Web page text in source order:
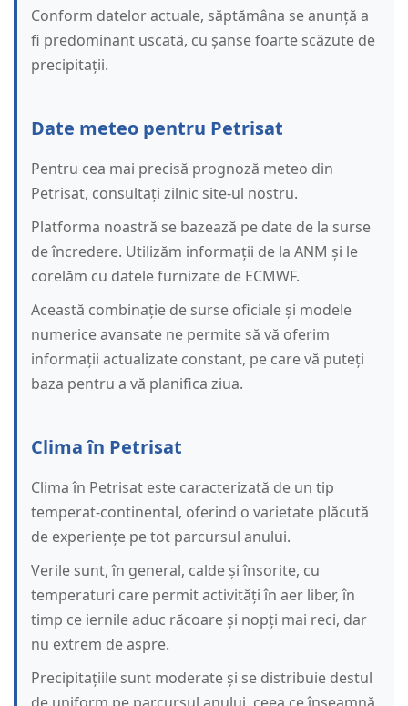
Conform datelor actuale, săptămâna se anunță a
fi predominant uscată, cu șanse foarte scăzute de
precipitații.
Date meteo pentru Petrisat
Pentru cea mai precisă prognoză meteo din
Petrisat, consultați zilnic site-ul nostru.
Platforma noastră se bazează pe date de la surse
de încredere. Utilizăm informații de la ANM și le
corelăm cu datele furnizate de ECMWF.
Această combinație de surse oficiale și modele
numerice avansate ne permite să vă oferim
informații actualizate constant, pe care vă puteți
baza pentru a vă planifica ziua.
Clima în Petrisat
Clima în Petrisat este caracterizată de un tip
temperat-continental, oferind o varietate plăcută
de experiențe pe tot parcursul anului.
Verile sunt, în general, calde și însorite, cu
temperaturi care permit activități în aer liber, în
timp ce iernile aduc răcoare și nopți mai reci, dar
nu extrem de aspre.
Precipitațiile sunt moderate și se distribuie destul